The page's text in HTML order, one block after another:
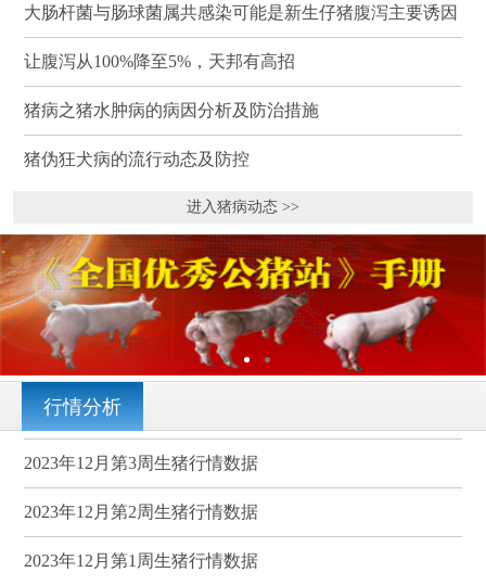
大肠杆菌与肠球菌属共感染可能是新生仔猪腹泻主要诱因
让腹泻从100%降至5%，天邦有高招
猪病之猪水肿病的病因分析及防治措施
猪伪狂犬病的流行动态及防控
进入猪病动态 >>
行情分析
2023年12月第3周生猪行情数据
2023年12月第2周生猪行情数据
2023年12月第1周生猪行情数据